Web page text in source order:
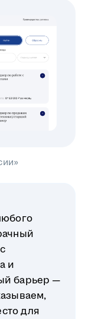
и
барьер —
для